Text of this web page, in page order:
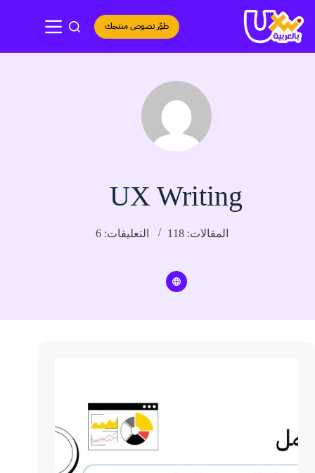
إلى
المحتوى
طوّر نصوص منتجك
UX Writing
المقالات: 118 التعليقات: 6